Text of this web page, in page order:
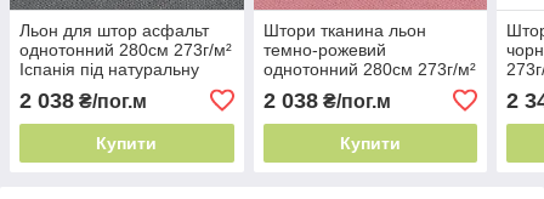
Льон для штор асфальт
однотонний 280см 273г/м²
Іспанія під натуральну
2 038 ₴/пог.м
Купити
Штори тканина льон
темно-рожевий
однотонний 280см 273г/м²
тканину
2 038₴/пог.м
Купити
2